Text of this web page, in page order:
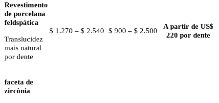
Revestimento
de porcelana
feldspática
Translucidez
mais natural
por dente
$ 1.270 – $ 2.540 $ 900 – $ 2.500
A partir de US$
220 por dente
faceta de
zircônia